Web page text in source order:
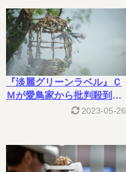
『淡麗グリーンラベル』Ｃ
Ｍが愛鳥家から批判殺到ら
2023-05-26